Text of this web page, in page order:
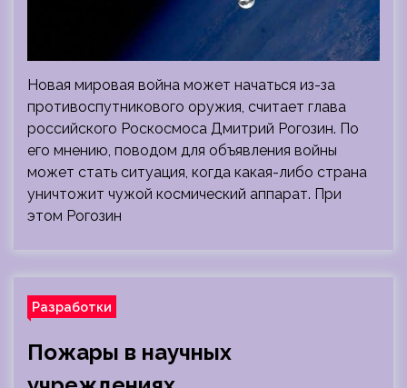
Новая мировая война может начаться из-за
противоспутникового оружия, считает глава
российского Роскосмоса Дмитрий Рогозин. По
его мнению, поводом для объявления войны
может стать ситуация, когда какая-либо страна
уничтожит чужой космический аппарат. При
этом Рогозин
Разработки
Пожары в научных